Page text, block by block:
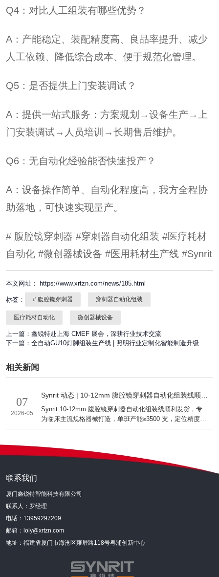
Q4：对比人工组装有哪些优势？
A：产能稳定、装配精度高、良品率提升、减少
人工依赖、降低综合成本、便于规范化管理。
Q5：是否提供上门安装调试？
A：提供一站式服务：方案规划→设备生产→上
门安装调试→人员培训→长期售后维护。
Q6：无自动化经验能否快速投产？
A：设备操作简单、自动化程度高，我方全程协
助落地，可快速实现量产。
# 腹腔镜穿刺器 #穿刺器自动化组装 #医疗耗材
自动化 #微创器械设备 #医用耗材生产线 #Synrit
本文网址： https://www.xrtzn.com/news/185.html
标签： # 腹腔镜穿刺器 穿刺器自动化组装
医疗耗材自动化 微创器械设备
上一篇： 鑫锐特赴上海 CMEF 展会，深耕行业技术交流
下一篇： 全自动GU10灯脚组装生产线 | 照明行业定制化智能制造升级
相关新闻
07
2026-05
Synrit 动态 | 10-12mm 腹腔镜穿刺器自动化组装线顺利
发货，精准适配大规格器械量产
Synrit 10-12mm 腹腔镜穿刺器自动化组装线顺利发货，专
为临床主流规格器械打造，单班产能≥3500 支，定位精度
±0.02mm，实现多工序自动化闭环生产，助力医疗企业提升
联系我们
厦门鑫锐特智能科技有限公司
联系人：罗经理
电话：13959297209
邮箱：loly@xrtzn.com
地址：福建省厦门市海沧区雍厝路118号粤浦创新中心